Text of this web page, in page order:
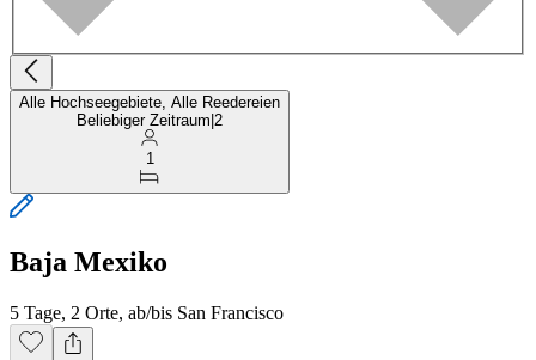
Alle Hochseegebiete, Alle Reedereien
Beliebiger Zeitraum 2
1
Baja Mexiko
5 Tage, 2 Orte, ab/bis San Francisco